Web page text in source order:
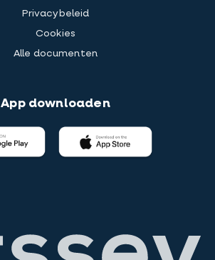
Privacybeleid
Cookies
Alle documenten
App downloaden